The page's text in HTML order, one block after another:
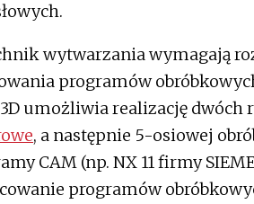
wytwarzania wymagają
programów
umożliwia realizację dwóch
, a następnie 5-osiowej
CAM (np. NX 11 firmy
programów